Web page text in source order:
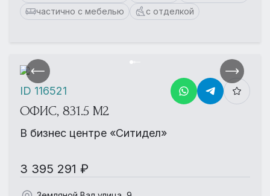
частично с мебелью
с отделкой
ОФИС, 831.5 М2
В бизнес центре «Ситидел»
3 395 291 ₽
ID 116521